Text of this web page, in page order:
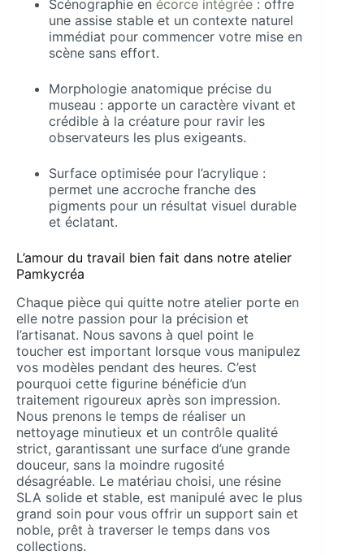
Scénographie en écorce intégrée : offre
une assise stable et un contexte naturel
immédiat pour commencer votre mise en
scène sans effort.
Morphologie anatomique précise du
museau : apporte un caractère vivant et
crédible à la créature pour ravir les
observateurs les plus exigeants.
Surface optimisée pour l’acrylique :
permet une accroche franche des
pigments pour un résultat visuel durable
et éclatant.
L’amour du travail bien fait dans notre atelier
Pamkycréa
Chaque pièce qui quitte notre atelier porte en
elle notre passion pour la précision et
l’artisanat. Nous savons à quel point le
toucher est important lorsque vous manipulez
vos modèles pendant des heures. C’est
pourquoi cette figurine bénéficie d’un
traitement rigoureux après son impression.
Nous prenons le temps de réaliser un
nettoyage minutieux et un contrôle qualité
strict, garantissant une surface d’une grande
douceur, sans la moindre rugosité
désagréable. Le matériau choisi, une résine
SLA solide et stable, est manipulé avec le plus
grand soin pour vous offrir un support sain et
noble, prêt à traverser le temps dans vos
collections.